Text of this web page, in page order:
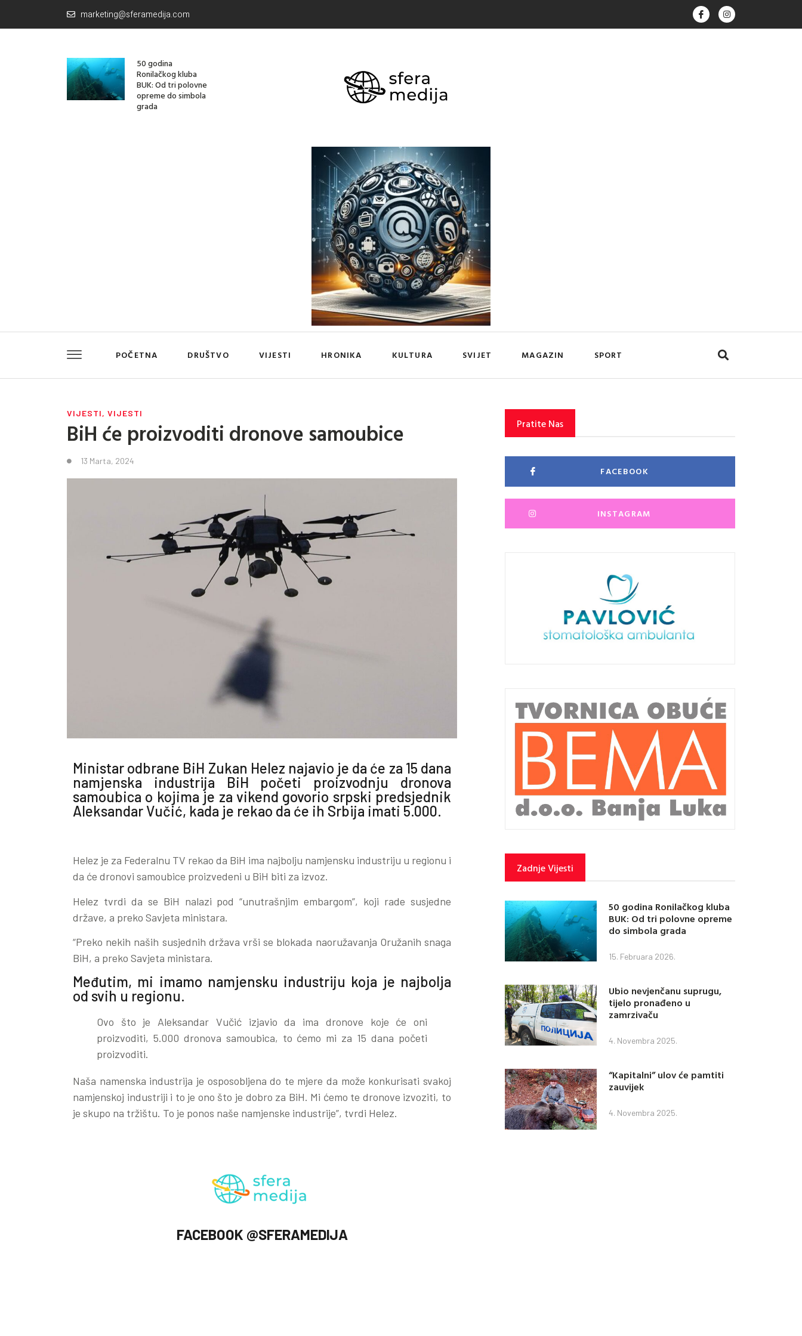
marketing@sferamedija.com
50 godina
Ronilačkog kluba
BUK: Od tri polovne
opreme do simbola
grada
POČETNA DRUŠTVO VIJESTI HRONIKA KULTURA SVIJET MAGAZIN SPORT
VIJESTI, VIJESTI
BiH će proizvoditi dronove samoubice
13 Marta, 2024
Ministar odbrane BiH Zukan Helez najavio je da će za 15 dana
namjenska industrija BiH početi proizvodnju dronova
samoubica o kojima je za vikend govorio srpski predsjednik
Aleksandar Vučić, kada je rekao da će ih Srbija imati 5.000.
Helez je za Federalnu TV rekao da BiH ima najbolju namjensku industriju u regionu i
da će dronovi samoubice proizvedeni u BiH biti za izvoz.
Helez tvrdi da se BiH nalazi pod “unutrašnjim embargom”, koji rade susjedne
države, a preko Savjeta ministara.
“Preko nekih naših susjednih država vrši se blokada naoružavanja Oružanih snaga
BiH, a preko Savjeta ministara.
Međutim, mi imamo namjensku industriju koja je najbolja
od svih u regionu.
Ovo što je Aleksandar Vučić izjavio da ima dronove koje će oni
proizvoditi, 5.000 dronova samoubica, to ćemo mi za 15 dana početi
proizvoditi.
Naša namenska industrija je osposobljena do te mjere da može konkurisati svakoj
namjenskoj industriji i to je ono što je dobro za BiH. Mi ćemo te dronove izvoziti, to
je skupo na tržištu. To je ponos naše namjenske industrije”, tvrdi Helez.
FACEBOOK @SFERAMEDIJA
Pratite Nas
FACEBOOK
INSTAGRAM
Zadnje Vijesti
50 godina Ronilačkog kluba
BUK: Od tri polovne opreme
do simbola grada
15. Februara 2026.
Ubio nevjenčanu suprugu,
tijelo pronađeno u
zamrzivaču
4. Novembra 2025.
“Kapitalni” ulov će pamtiti
zauvijek
4. Novembra 2025.